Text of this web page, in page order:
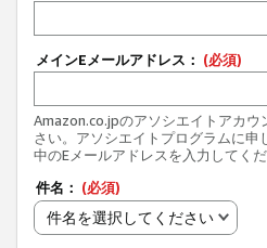
メインEメールアドレス： (必須)
Amazon.co.jpのアソシエイトアカ
さい。アソシエイトプログラムに
中のEメールアドレスを入力してくだ
件名： (必須)
件名を選択してください